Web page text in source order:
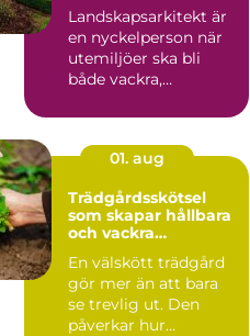
Landskapsarkitekt är
en nyckelperson när
utemiljöer ska bli
både vackra,
hållbara ö...
01. aug
Trädgårdsskötsel
som skapar hållbara
och vackra
En välskött trädgård
gör mer än att bara
se trevlig ut. Den
påverkar hur